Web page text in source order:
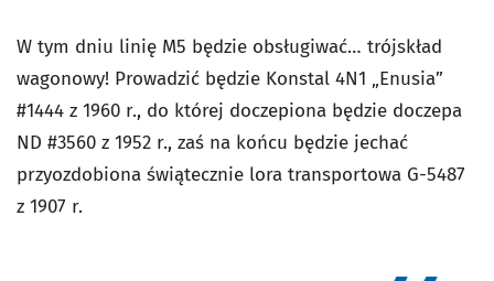
W tym dniu linię M5 będzie obsługiwać… trójskład
wagonowy! Prowadzić będzie Konstal 4N1 „Enusia”
#1444 z 1960 r., do której doczepiona będzie doczepa
ND #3560 z 1952 r., zaś na końcu będzie jechać
przyozdobiona świątecznie lora transportowa G-5487
z 1907 r.